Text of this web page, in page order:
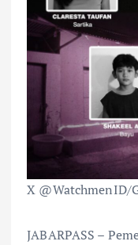
X @WatchmenID/
JABARPASS –